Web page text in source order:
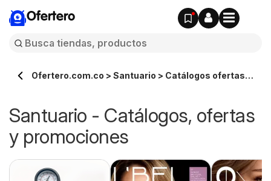
Ofertero
Ofertero.com.co > Santuario > Catálogos ofertas
Santuario - Catálogos, ofertas
y promociones